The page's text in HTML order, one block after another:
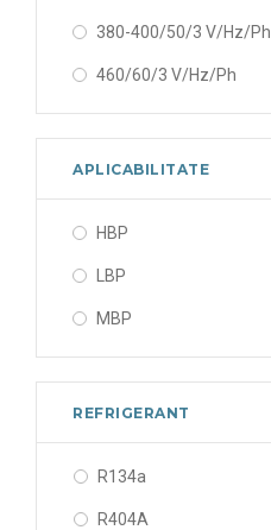
380-400/50/3 V/Hz/Ph
460/60/3 V/Hz/Ph
APLICABILITATE
HBP
LBP
MBP
REFRIGERANT
R134a
R404A